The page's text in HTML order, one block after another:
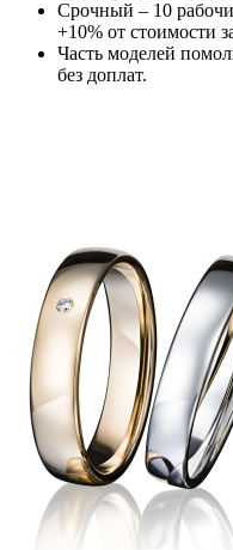
Срочный – 10
+10% от стоимости
Часть моделей
без доплат.